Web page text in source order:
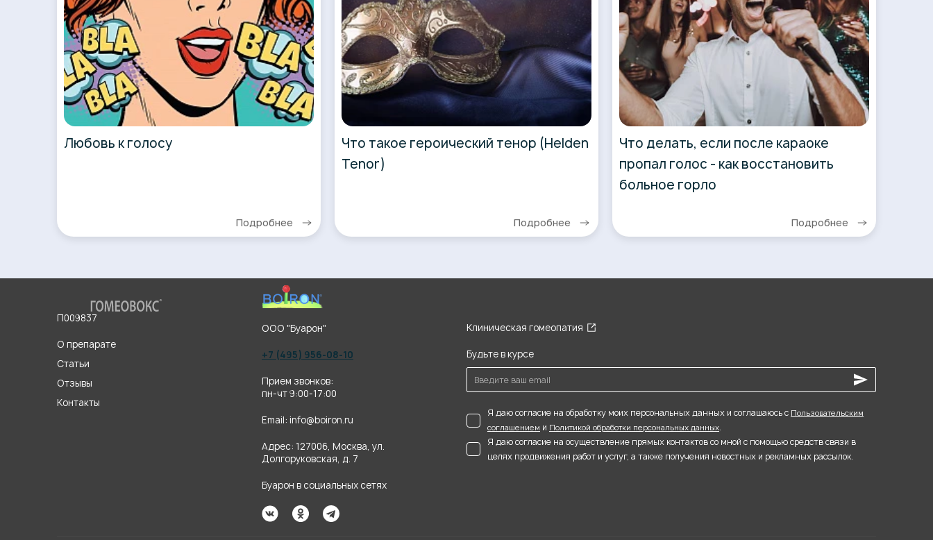
Любовь к голосу
Подробнее
Что такое героический тенор (Helden
Tenor)
Подробнее
Что делать, если после караоке
пропал голос - как восстановить
больное горло
Подробнее
П009837
О препарате
Статьи
Отзывы
Контакты
ООО "Буарон"
+7 (495) 956-08-10
Прием звонков:
пн-чт 9:00-17:00
Email: info@boiron.ru
Адрес: 127006, Москва, ул.
Долгоруковская, д. 7
Буарон в социальных сетях
Клиническая гомеопатия
Будьте в курсе
Я даю согласие на обработку моих персональных данных и соглашаюсь с Пользовательским
соглашением и Политикой обработки персональных данных.
Я даю согласие на осуществление прямых контактов со мной с помощью средств связи в
целях продвижения работ и услуг, а также получения новостных и рекламных рассылок.